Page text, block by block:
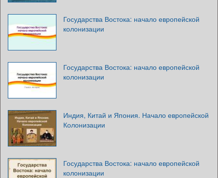
Государства Востока: начало европейской
колонизации
Государства Востока: начало европейской
колонизации
Индия, Китай и Япония. Начало европейской
Колонизации
Государства Востока: начало европейской
колонизации